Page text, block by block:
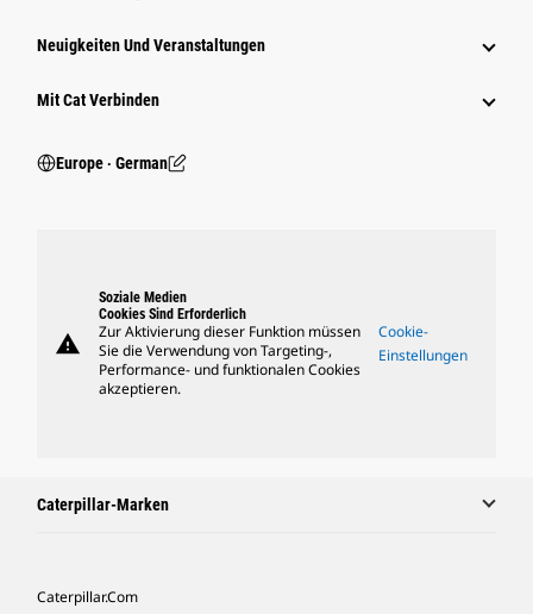
Neuigkeiten Und Veranstaltungen
Mit Cat Verbinden
Europe ‧ German
warning
Soziale Medien
Cookies Sind Erforderlich
Zur Aktivierung dieser Funktion müssen
Sie die Verwendung von Targeting-,
Performance- und funktionalen Cookies
akzeptieren.
Cookie-
Einstellungen
Caterpillar-Marken
Caterpillar.com